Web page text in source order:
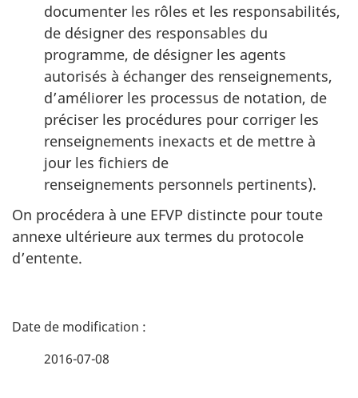
documenter les rôles et les responsabilités,
de désigner des responsables du
programme, de désigner les agents
autorisés à échanger des renseignements,
d’améliorer les processus de notation, de
préciser les procédures pour corriger les
renseignements inexacts et de mettre à
jour les fichiers de
renseignements personnels pertinents).
On procédera à une EFVP distincte pour toute
annexe ultérieure aux termes du protocole
d’entente.
D
2016-07-08